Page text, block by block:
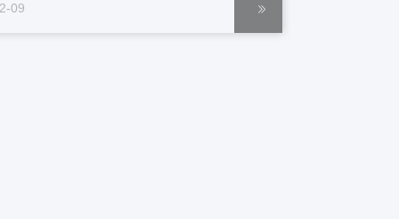
बर्नर को संचालित करता है।...
09